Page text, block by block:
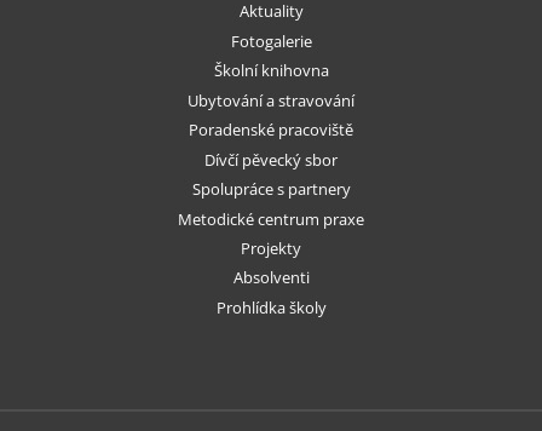
Aktuality
Fotogalerie
Školní knihovna
Ubytování a stravování
Poradenské pracoviště
Dívčí pěvecký sbor
Spolupráce s partnery
Metodické centrum praxe
Projekty
Absolventi
Prohlídka školy